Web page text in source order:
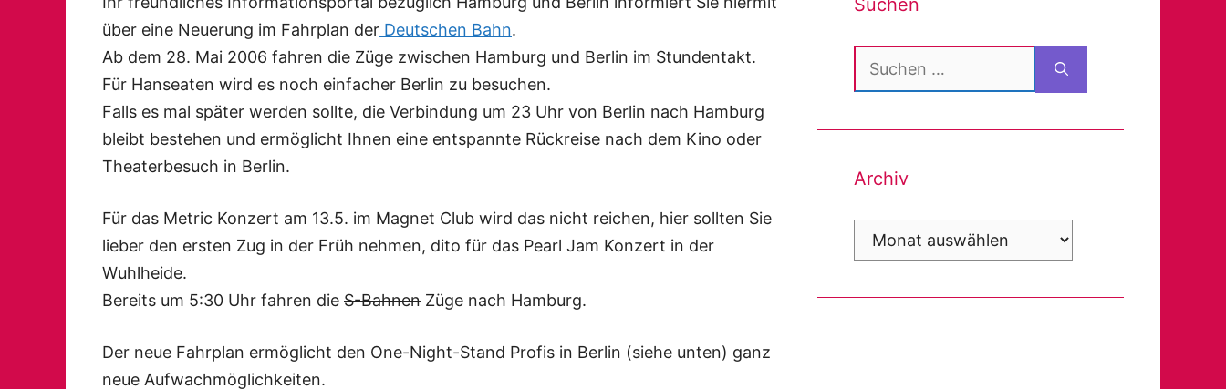
über eine Neuerung im Fahrplan der Deutschen Bahn.
Ab dem 28. Mai 2006 fahren die Züge zwischen Hamburg und Berlin im Stundentakt.
Für Hanseaten wird es noch einfacher Berlin zu besuchen.
Falls es mal später werden sollte, die Verbindung um 23 Uhr von Berlin nach Hamburg
bleibt bestehen und ermöglicht Ihnen eine entspannte Rückreise nach dem Kino oder
Theaterbesuch in Berlin.
Für das Metric Konzert am 13.5. im Magnet Club wird das nicht reichen, hier sollten Sie
lieber den ersten Zug in der Früh nehmen, dito für das Pearl Jam Konzert in der
Wuhlheide.
Bereits um 5:30 Uhr fahren die S-Bahnen Züge nach Hamburg.
Der neue Fahrplan ermöglicht den One-Night-Stand Profis in Berlin (siehe unten) ganz
neue Aufwachmöglichkeiten.
Suchen
Archiv
Archiv